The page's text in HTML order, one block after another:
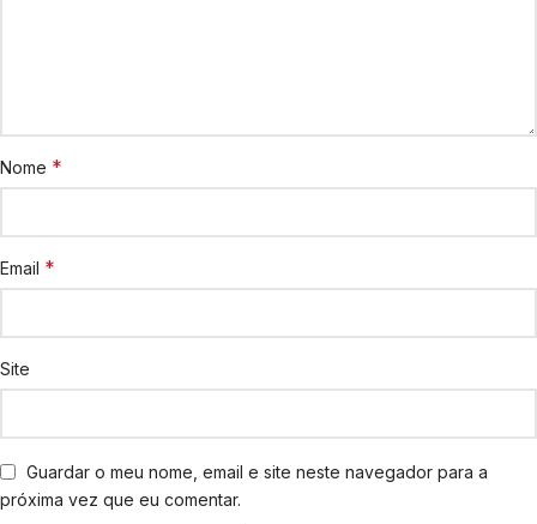
Nome *
Email *
Site
Guardar o meu nome, email e site neste navegador para a
próxima vez que eu comentar.